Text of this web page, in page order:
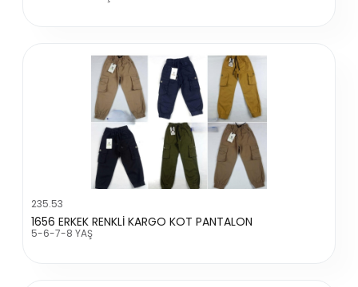
235.53
1656 ERKEK RENKLİ KARGO KOT PANTALON
5-6-7-8 YAŞ